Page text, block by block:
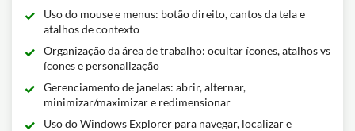
Uso do mouse e menus: botão direito, cantos da tela e
atalhos de contexto
Organização da área de trabalho: ocultar ícones, atalhos vs
ícones e personalização
Gerenciamento de janelas: abrir, alternar,
minimizar/maximizar e redimensionar
Uso do Windows Explorer para navegar, localizar e